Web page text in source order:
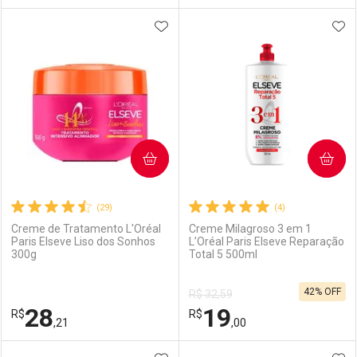
Laboratório
Ativar Desconto
Comprar sem Desconto
Por R$ 45,24/cada
Por Menos
Por R$ 45,24/cada
Laboratório
Comprar sem Desconto
Por R$ 55,59/cada
Por Menos
Comprar sem Desconto
Por R$ 55,59/cada
(29)
Creme de Tratamento L'Oréal
Paris Elseve Liso dos Sonhos
300g
R$28,21
ADICIONAR AOS FAVORITOS
COMPRAR
(4)
Creme Milagroso 3 em 1
L’Oréal Paris Elseve Reparação
Total 5 500ml
R$ 32,59
R$19,00
42% OFF
COMPRAR